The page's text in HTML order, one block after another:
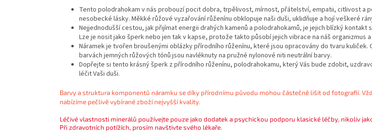
Tento polodrahokam v nás probouzí pocit dobra, trpělivost, mírnost, přátelství, empatii, citlivost a
nesobecké lásky. Měkké růžové vyzařování růženínu obklopuje naši duši, uklidňuje a hojí veškeré
Nejjednodušší cestou, jak přijímat energii drahých kamenů a polodrahokamů, je jejich blízký kontakt
Lze je nosit jako šperk nebo jen tak v kapse, protože takto působí jejich vibrace na náš organizmus
Náramek je tvořen broušenými oblázky přírodního růženínu, které jsou opracovány do tvaru kuliček.
barvách jemných růžových tónů jsou navléknuty na pružné nylonové niti neutrální barvy.
Dopřejte si tento krásný šperk z přírodního růženínu, polodrahokamu, který Vás bude zdobit,
léčit Vaši duši.
Barvy a struktura komponentů náramku se díky přírodnímu původu mohou částečně lišit od fotografií.
nabízíme pečlivě vybírané zboží nejvyšší kvality.
Léčivé vlastnosti minerálů používejte pouze jako dodatek a psychickou podporu klasické léčby, nikoliv
Při zdravotních potížích, prosím navštivte svého lékaře.